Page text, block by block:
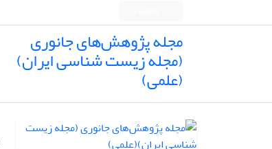
مجله پژوهش‌های جانوری
(مجله زیست شناسی ایران)
(علمی)